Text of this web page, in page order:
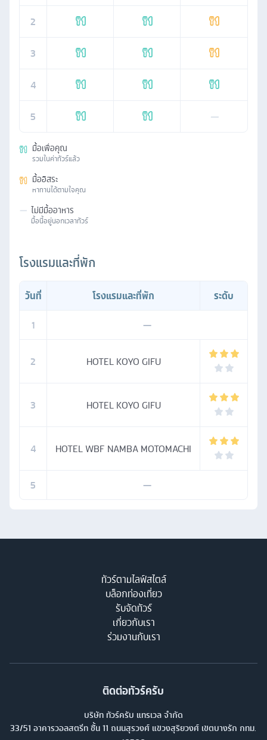
2
3
4
5 —
มื้อเพื่อคุณ
รวมในค่าทัวร์แล้ว
มื้ออิสระ
หาทานได้ตามใจคุณ
— ไม่มีมื้ออาหาร
มื้อนี้อยู่นอกเวลาทัวร์
โรงแรมและที่พัก
วันที่ โรงแรมและที่พัก
ระดับ
1
—
2 HOTEL KOYO GIFU
3 HOTEL KOYO GIFU
4 HOTEL WBF NAMBA MOTOMACHI
5 —
ทัวร์ตามไลฟ์สไตล์
บล็อกท่องเที่ยว
รับจัดทัวร์
เกี่ยวกับเรา
ร่วมงานกับเรา
ติดต่อทัวร์ครับ
บริษัท ทัวร์ครับ แทรเวล จำกัด
33/51 อาคารวอลสตรีท ชั้น 11 ถนนสุรวงศ์ แขวงสุริยวงศ์ เขตบางรัก กทม.